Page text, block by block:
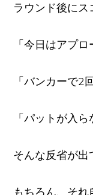
ラウンド後にス
「今日はアプ
「バンカーで2
「パットが入ら
そんな反省が出
もちろん、それ